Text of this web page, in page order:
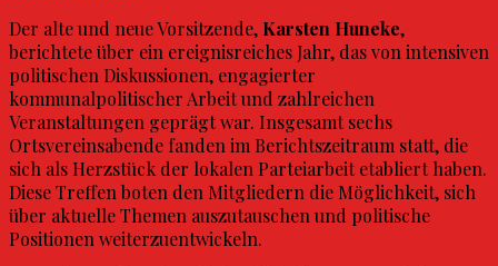
Der alte und neue Vorsitzende, Karsten Huneke,
berichtete über ein ereignisreiches Jahr, das von intensiven
politischen Diskussionen, engagierter
kommunalpolitischer Arbeit und zahlreichen
Veranstaltungen geprägt war. Insgesamt sechs
Ortsvereinsabende fanden im Berichtszeitraum statt, die
sich als Herzstück der lokalen Parteiarbeit etabliert haben.
Diese Treffen boten den Mitgliedern die Möglichkeit, sich
über aktuelle Themen auszutauschen und politische
Positionen weiterzuentwickeln.